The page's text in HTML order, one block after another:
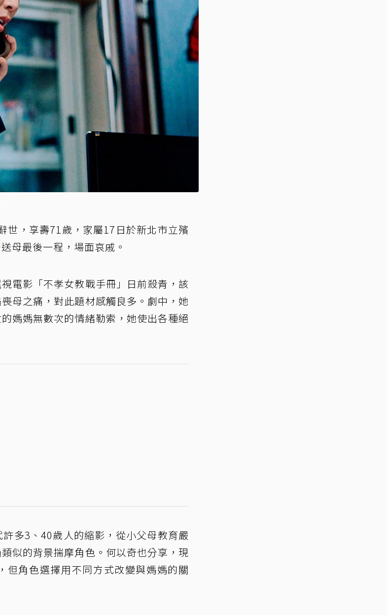
世，享壽71歲，家屬17日於新北市立殯
送母最後一程，場面哀戚。
電影「不孝女教戰手冊」日前殺青，該
母之痛，對此題材感觸良多。劇中，她
媽媽無數次的情緒勒索，她使出各種絕
多3、40歲人的縮影，從小父母教育嚴
似的背景揣摩角色。何以奇也分享，現
但角色選擇用不同方式改變與媽媽的關